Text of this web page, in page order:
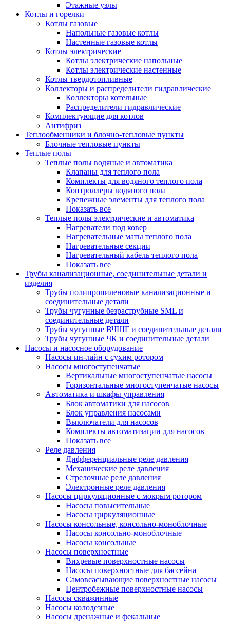
Этажные узлы
Котлы и горелки
Котлы газовые
Напольные газовые котлы
Настенные газовые котлы
Котлы электрические
Котлы электрические напольные
Котлы электрические настенные
Котлы твердотопливные
Коллекторы и распределители гидравлические
Коллекторы котельные
Распределители гидравлические
Комплектующие для котлов
Антифриз
Теплообменники и блочно-тепловые пункты
Блочные тепловые пункты
Теплые полы
Теплые полы водяные и автоматика
Клапаны для теплого пола
Комплекты для водяного теплого пола
Контроллеры водяного пола
Крепежные элементы для теплого пола
Показать все
Теплые полы электрические и автоматика
Нагреватели под ковер
Нагревательные маты теплого пола
Нагревательные секции
Нагревательный кабель теплого пола
Показать все
Трубы канализационные, соединительные детали и
изделия
Трубы полипропиленовые канализационные и
соединительные детали
Трубы чугунные безраструбные SML и
соединительные детали
Трубы чугунные ВЧШГ и соединительные детали
Трубы чугунные ЧК и соединительные детали
Насосы и насосное оборудование
Насосы ин-лайн с сухим ротором
Насосы многоступенчатые
Вертикальные многоступенчатые насосы
Горизонтальные многоступенчатые насосы
Автоматика и шкафы управления
Блок автоматики для насосов
Блок управления насосами
Выключатели для насосов
Комплекты автоматизации для насосов
Показать все
Реле давления
Дифференциальные реле давления
Механические реле давления
Стрелочные реле давления
Электронные реле давления
Насосы циркуляционные с мокрым ротором
Насосы повысительные
Насосы циркуляционные
Насосы консольные, консольно-моноблочные
Насосы консольно-моноблочные
Насосы консольные
Насосы поверхностные
Вихревые поверхностные насосы
Насосы поверхностные для бассейна
Самовсасывающие поверхностные насосы
Центробежные поверхностные насосы
Насосы скважинные
Насосы колодезные
Насосы дренажные и фекальные